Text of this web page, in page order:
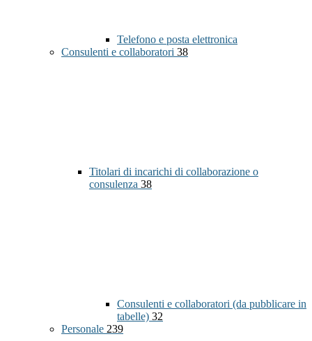
Telefono e posta elettronica
Consulenti e collaboratori 38
Titolari di incarichi di collaborazione o
consulenza 38
Consulenti e collaboratori (da pubblicare in
tabelle) 32
Personale 239